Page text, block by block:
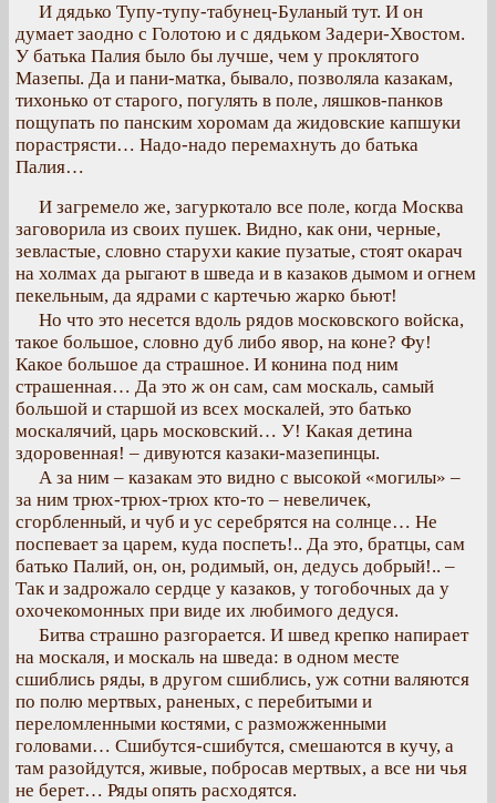
И дядько Тупу-тупу-табунец-Буланый тут. И он
думает заодно с Голотою и с дядьком Задери-Хвостом.
У батька Палия было бы лучше, чем у проклятого
Мазепы. Да и пани-матка, бывало, позволяла казакам,
тихонько от старого, погулять в поле, ляшков-панков
пощупать по панским хоромам да жидовские капшуки
порастрясти… Надо-надо перемахнуть до батька
Палия…
И загремело же, загуркотало все поле, когда Москва
заговорила из своих пушек. Видно, как они, черные,
зевластые, словно старухи какие пузатые, стоят окарач
на холмах да рыгают в шведа и в казаков дымом и огнем
пекельным, да ядрами с картечью жарко бьют!
Но что это несется вдоль рядов московского войска,
такое большое, словно дуб либо явор, на коне? Фу!
Какое большое да страшное. И конина под ним
страшенная… Да это ж он сам, сам москаль, самый
большой и старшой из всех москалей, это батько
москалячий, царь московский… У! Какая детина
здоровенная! – дивуются казаки-мазепинцы.
А за ним – казакам это видно с высокой «могилы» –
за ним трюх-трюх-трюх кто-то – невеличек,
сгорбленный, и чуб и ус серебрятся на солнце… Не
поспевает за царем, куда поспеть!.. Да это, братцы, сам
батько Палий, он, он, родимый, он, дедусь добрый!.. –
Так и задрожало сердце у казаков, у тогобочных да у
охочекомонных при виде их любимого дедуся.
Битва страшно разгорается. И швед крепко напирает
на москаля, и москаль на шведа: в одном месте
сшиблись ряды, в другом сшиблись, уж сотни валяются
по полю мертвых, раненых, с перебитыми и
переломленными костями, с разможженными
головами… Сшибутся-сшибутся, смешаются в кучу, а
там разойдутся, живые, побросав мертвых, а все ни чья
не берет… Ряды опять расходятся.